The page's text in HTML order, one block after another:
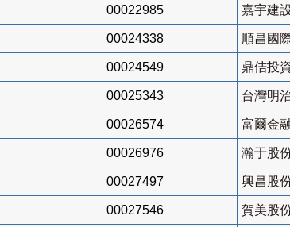
00022985 嘉宇建
00024338 順昌國
00024549 鼎佶投
00025343 台灣明
00026574 富爾金
00026976 瀚于股
00027497 興昌股
00027546 賀美股